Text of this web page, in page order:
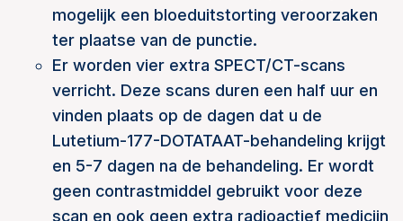
mogelijk een bloeduitstorting veroorzaken
ter plaatse van de punctie.
Er worden vier extra SPECT/CT-scans
verricht. Deze scans duren een half uur en
vinden plaats op de dagen dat u de
Lutetium-177-DOTATAAT-behandeling krijgt
en 5-7 dagen na de behandeling. Er wordt
geen contrastmiddel gebruikt voor deze
scan en ook geen extra radioactief medicijn